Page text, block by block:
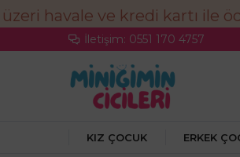
İletişim: 0551 170 4757
KIZ ÇOCUK ERKEK